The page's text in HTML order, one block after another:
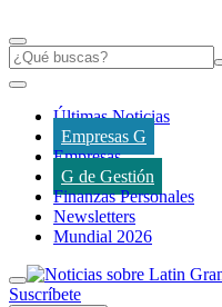
Últimas Noticias
Empresas G
Empresas
G de Gestión
Finanzas Personales
Newsletters
Mundial 2026
Suscríbete